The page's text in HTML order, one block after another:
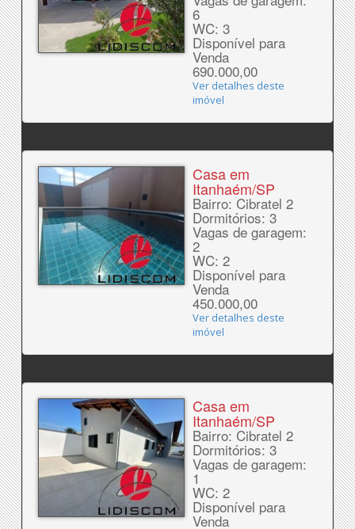
6
WC: 3
Disponível para
Venda
690.000,00
Ver detalhes deste
imóvel
Casa em
Itanhaém/SP
Bairro: Cibratel 2
Dormitórios: 3
Vagas de garagem:
2
WC: 2
Disponível para
Venda
450.000,00
Ver detalhes deste
imóvel
Casa em
Itanhaém/SP
Bairro: Cibratel 2
Dormitórios: 3
Vagas de garagem:
1
WC: 2
Disponível para
Venda